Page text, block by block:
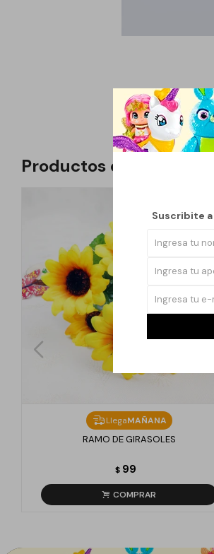
Suscribite
Productos que te
LlegaMAÑANA
RAMO DE GIRASOLES
$ 99